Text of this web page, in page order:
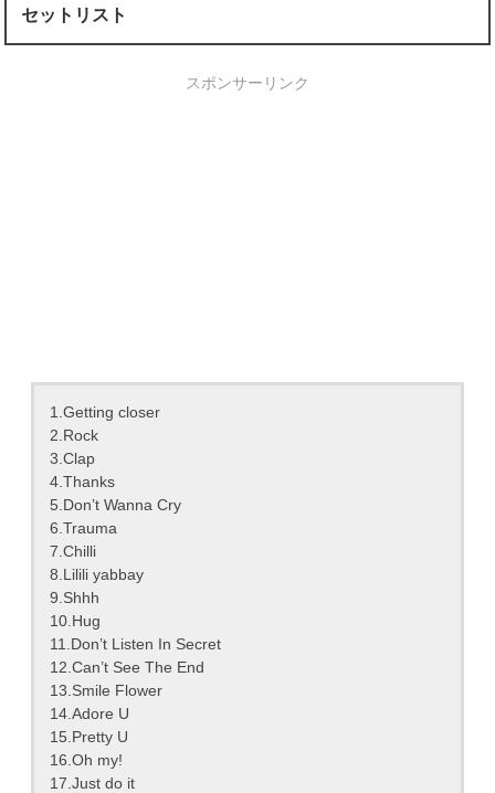
セットリスト
スポンサーリンク
1.Getting closer
2.Rock
3.Clap
4.Thanks
5.Don’t Wanna Cry
6.Trauma
7.Chilli
8.Lilili yabbay
9.Shhh
10.Hug
11.Don’t Listen In Secret
12.Can’t See The End
13.Smile Flower
14.Adore U
15.Pretty U
16.Oh my!
17.Just do it